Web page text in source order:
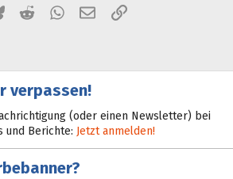
BlueskyRedditWhatsApp
E-MailLink
verpassen!
(oder einen Newsletter) bei
und Berichte: Jetzt anmelden!